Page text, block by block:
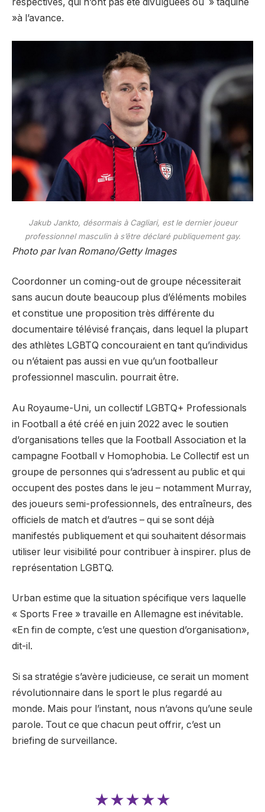
»à l’avance.
Jakub Jankto, désormais à Cagliari, est le dernier joueur
professionnel masculin à s’être déclaré publiquement gay.
Photo par Ivan Romano/Getty Images
Coordonner un coming-out de groupe nécessiterait
sans aucun doute beaucoup plus d’éléments mobiles
et constitue une proposition très différente du
documentaire télévisé français, dans lequel la plupart
des athlètes LGBTQ concouraient en tant qu’individus
ou n’étaient pas aussi en vue qu’un footballeur
professionnel masculin. pourrait être.
Au Royaume-Uni, un collectif LGBTQ+ Professionals
in Football a été créé en juin 2022 avec le soutien
d’organisations telles que la Football Association et la
campagne Football v Homophobia. Le Collectif est un
groupe de personnes qui s’adressent au public et qui
occupent des postes dans le jeu – notamment Murray,
des joueurs semi-professionnels, des entraîneurs, des
officiels de match et d’autres – qui se sont déjà
manifestés publiquement et qui souhaitent désormais
utiliser leur visibilité pour contribuer à inspirer. plus de
représentation LGBTQ.
Urban estime que la situation spécifique vers laquelle
« Sports Free » travaille en Allemagne est inévitable.
«En fin de compte, c’est une question d’organisation»,
dit-il.
Si sa stratégie s’avère judicieuse, ce serait un moment
révolutionnaire dans le sport le plus regardé au
monde. Mais pour l’instant, nous n’avons qu’une seule
parole. Tout ce que chacun peut offrir, c’est un
briefing de surveillance.
★★★★★